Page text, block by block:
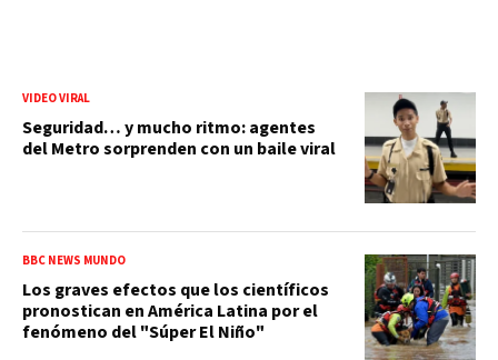
VIDEO VIRAL
Seguridad… y mucho ritmo: agentes
del Metro sorprenden con un baile viral
BBC NEWS MUNDO
Los graves efectos que los científicos
pronostican en América Latina por el
fenómeno del "Súper El Niño"